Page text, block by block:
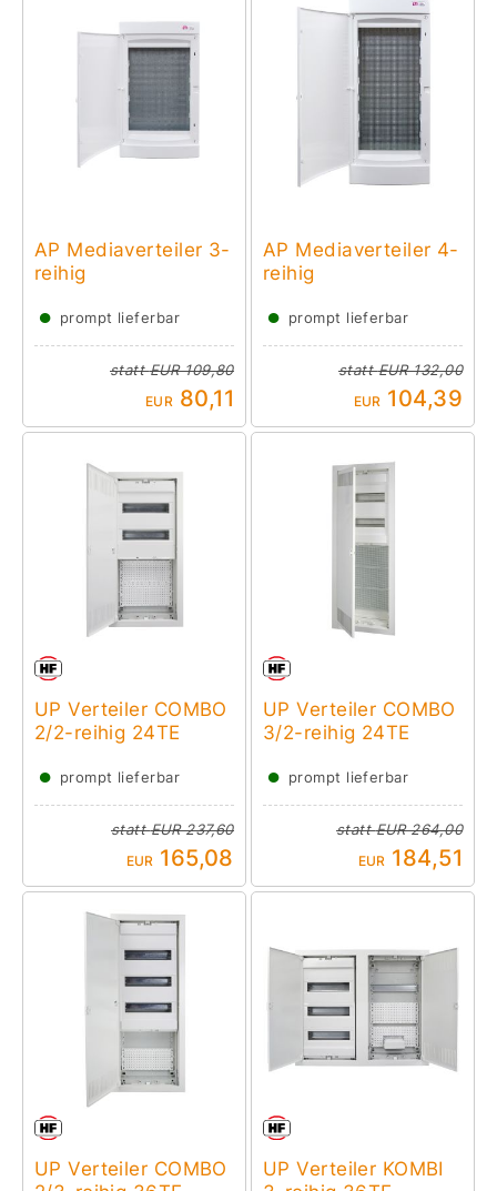
AP Mediaverteiler 3-
reihig
● prompt lieferbar
stattEUR 109,80
EUR 80,11
AP Mediaverteiler 4-
reihig
● prompt lieferbar
stattEUR 132,00
EUR 104,39
UP Verteiler COMBO
2/2-reihig 24TE
● prompt lieferbar
stattEUR 237,60
EUR 165,08
UP Verteiler COMBO
3/2-reihig 24TE
● prompt lieferbar
stattEUR 264,00
EUR 184,51
UP Verteiler COMBO
UP Verteiler KOMBI